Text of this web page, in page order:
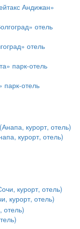
Андижан»
отель
парк-отель
курорт, отель)
курорт, отель)